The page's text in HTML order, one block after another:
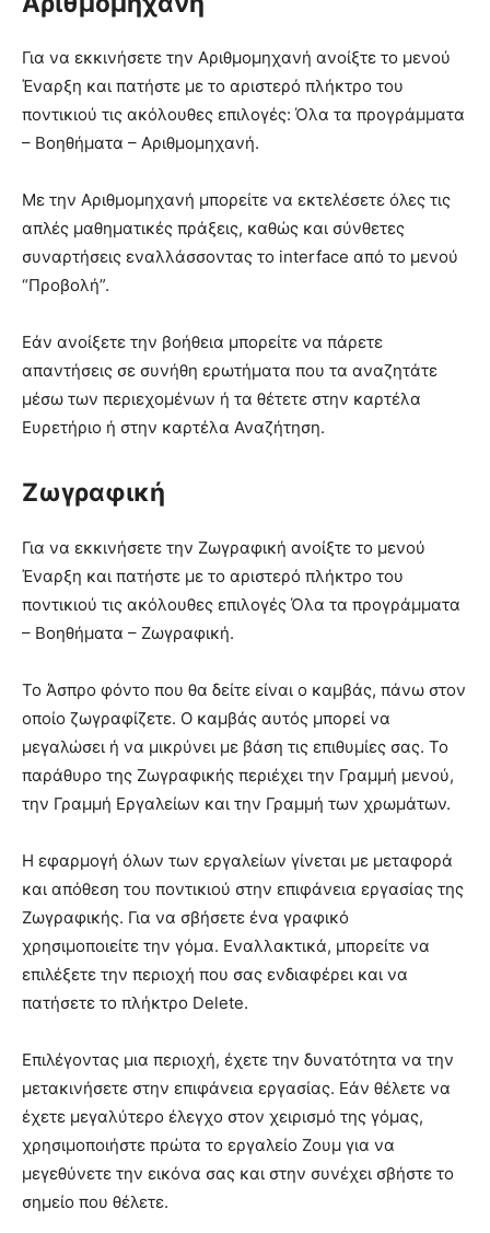
Για να εκκινήσετε την Αριθμομηχανή ανοίξτε το μενού
Έναρξη και πατήστε με το αριστερό πλήκτρο του
ποντικιού τις ακόλουθες επιλογές: Όλα τα προγράμματα
– Βοηθήματα – Αριθμομηχανή.
Με την Αριθμομηχανή μπορείτε να εκτελέσετε όλες τις
απλές μαθηματικές πράξεις, καθώς και σύνθετες
συναρτήσεις εναλλάσσοντας το interface από το μενού
“Προβολή”.
Εάν ανοίξετε την βοήθεια μπορείτε να πάρετε
απαντήσεις σε συνήθη ερωτήματα που τα αναζητάτε
μέσω των περιεχομένων ή τα θέτετε στην καρτέλα
Ευρετήριο ή στην καρτέλα Αναζήτηση.
Ζωγραφική
Για να εκκινήσετε την Ζωγραφική ανοίξτε το μενού
Έναρξη και πατήστε με το αριστερό πλήκτρο του
ποντικιού τις ακόλουθες επιλογές Όλα τα προγράμματα
– Βοηθήματα – Ζωγραφική.
Το Άσπρο φόντο που θα δείτε είναι ο καμβάς, πάνω στον
οποίο ζωγραφίζετε. Ο καμβάς αυτός μπορεί να
μεγαλώσει ή να μικρύνει με βάση τις επιθυμίες σας. Το
παράθυρο της Ζωγραφικής περιέχει την Γραμμή μενού,
την Γραμμή Εργαλείων και την Γραμμή των χρωμάτων.
Η εφαρμογή όλων των εργαλείων γίνεται με μεταφορά
και απόθεση του ποντικιού στην επιφάνεια εργασίας της
Ζωγραφικής. Για να σβήσετε ένα γραφικό
χρησιμοποιείτε την γόμα. Εναλλακτικά, μπορείτε να
επιλέξετε την περιοχή που σας ενδιαφέρει και να
πατήσετε το πλήκτρο Delete.
Επιλέγοντας μια περιοχή, έχετε την δυνατότητα να την
μετακινήσετε στην επιφάνεια εργασίας. Εάν θέλετε να
έχετε μεγαλύτερο έλεγχο στον χειρισμό της γόμας,
χρησιμοποιήστε πρώτα το εργαλείο Ζουμ για να
μεγεθύνετε την εικόνα σας και στην συνέχει σβήστε το
σημείο που θέλετε.